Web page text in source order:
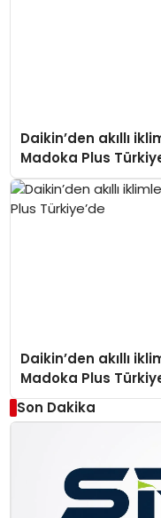
Daikin’den akıllı
Madoka Plus
Daikin’den akıllı
Madoka Plus
Son Dakika